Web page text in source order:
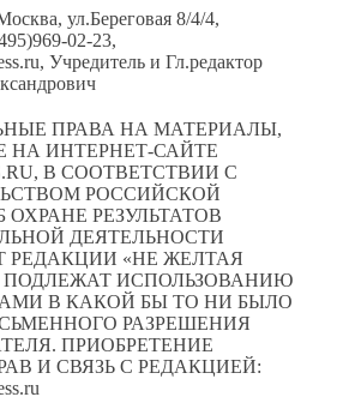
ул.Береговая 8/4/4,
02-23,
Учредитель и Гл.редактор
ПРАВА НА МАТЕРИАЛЫ,
НА ИНТЕРНЕТ-САЙТЕ
В СООТВЕТСТВИИ С
РОССИЙСКОЙ
РЕЗУЛЬТАТОВ
ДЕЯТЕЛЬНОСТИ
РЕДАКЦИИ «НЕ ЖЕЛТАЯ
ПОДЛЕЖАТ ИСПОЛЬЗОВАНИЮ
В КАКОЙ БЫ ТО НИ БЫЛО
РАЗРЕШЕНИЯ
ПРИОБРЕТЕНИЕ
И СВЯЗЬ С РЕДАКЦИЕЙ: